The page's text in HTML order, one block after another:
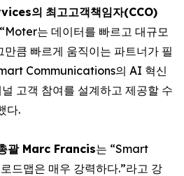
의 최고고객책임자(CCO)
는 데이터를 빠르고 대규모
만큼 빠르게 움직이는 파트너가 필
Communications의 AI 혁신
고객 참여를 설계하고 제공할 수
다.
괄Marc Francis는 “Smart
드맵은 매우 강력하다.”라고 강